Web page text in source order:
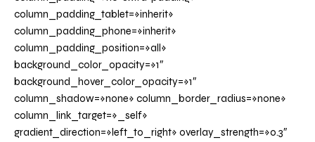
column_padding_tablet=»inherit»
column_padding_phone=»inherit»
column_padding_position=»all»
background_color_opacity=»1″
background_hover_color_opacity=»1″
column_shadow=»none» column_border_radius=»none»
column_link_target=»_self»
gradient_direction=»left_to_right» overlay_strength=»0.3″